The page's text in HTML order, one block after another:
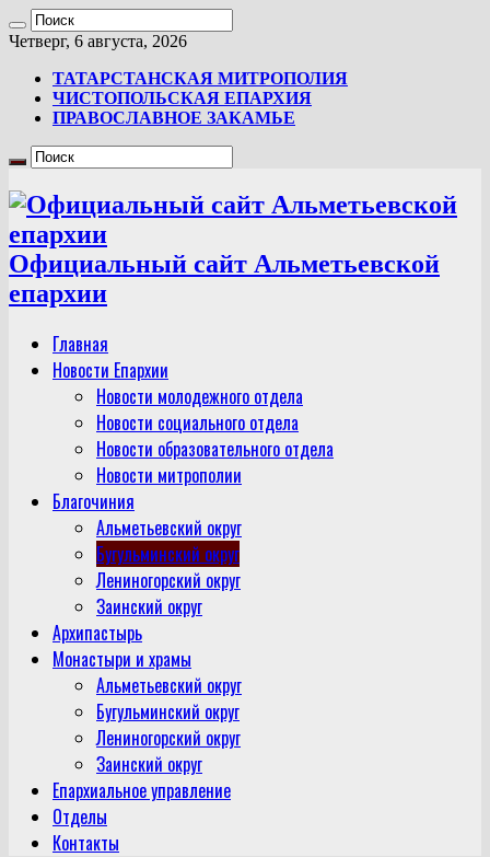
Четверг, 6 августа, 2026
ТАТАРСТАНСКАЯ МИТРОПОЛИЯ
ЧИСТОПОЛЬСКАЯ ЕПАРХИЯ
ПРАВОСЛАВНОЕ ЗАКАМЬЕ
Официальный сайт Альметьевской
епархии
Главная
Новости Епархии
Новости молодежного отдела
Новости социального отдела
Новости образовательного отдела
Новости митрополии
Благочиния
Альметьевский округ
Бугульминский округ
Лениногорский округ
Заинский округ
Архипастырь
Монастыри и храмы
Альметьевский округ
Бугульминский округ
Лениногорский округ
Заинский округ
Епархиальное управление
Отделы
Контакты